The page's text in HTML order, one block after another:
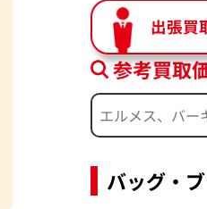
出張買
参考買取
バッグ・